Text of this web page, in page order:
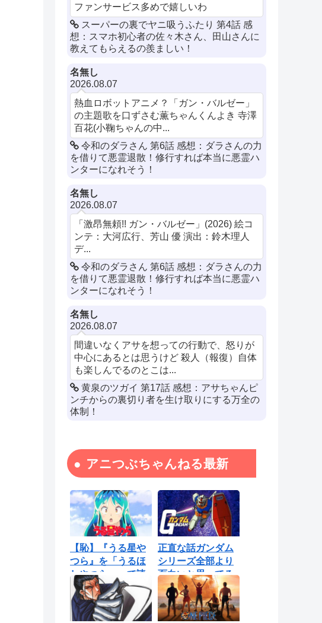
ファンサービス多めで嬉しいわ
スーパーの裏でヤニ吸うふたり 第4話 感
想：スマホ初心者の佐々木さん、田山さんに
教えてもらえるの羨ましい！
名無し
2026.08.07
熱血ロボットアニメ？「ガン・バルゼー」
の主題歌を口ずさむ薫ちゃんくんよき 寺澤
百花(小鞠ちゃんの中...
令和のダラさん 第6話 感想：ダラさんの力
を借りて悪霊退散！修行すれば本当に悪霊ハ
ンターになれそう！
名無し
2026.08.07
「激昂無頼!! ガン・バルゼー」(2026) 絵コ
ンテ：大河広行、芳山 優 演出：鈴木理人
デ...
令和のダラさん 第6話 感想：ダラさんの力
を借りて悪霊退散！修行すれば本当に悪霊ハ
ンターになれそう！
名無し
2026.08.07
間違いなくアサを想っての行動で、怒りが
中心にあるとは思うけど 殺人（報復）自体
も楽しんでるのとこは...
黄泉のツガイ 第17話 感想：アサちゃんピ
ンチからの裏切り者を生け取りにする万全の
体制！
アニつぶちゃんねる最新
【恥】『うる星や
つら』を「うるほ
しやつら」って読
んでたわ…勘...
正直な話ガンダム
シリーズ全部より
面白いと思ってる
ロボットアニ...